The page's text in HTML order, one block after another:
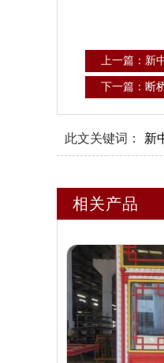
上一篇：新
下一篇：断
此文关键词： 新
相关产品